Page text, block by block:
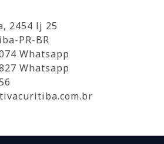
2454 lj 25
PR-BR
Whatsapp
Whatsapp